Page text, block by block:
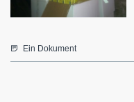
Ein Dokument